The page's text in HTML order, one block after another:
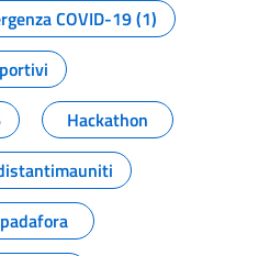
COVID-19 (1)
Hackathon